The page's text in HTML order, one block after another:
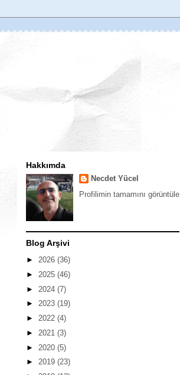
Hakkımda
Necdet Yücel
Profilimin tamamını görüntüle
Blog Arşivi
► 2026 (36)
► 2025 (46)
► 2024 (7)
► 2023 (19)
► 2022 (4)
► 2021 (3)
► 2020 (5)
► 2019 (23)